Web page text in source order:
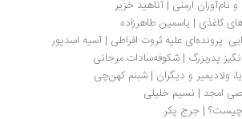
ارمنی | آناهید خزیر
| یاسمین طاهرزاده
علیه ثروت افراطی | آسیه اسدپور
| شکوفه‌سادات مرجانی
و دیگران | شبنم کهن‌چی
| نسیم خلیلی